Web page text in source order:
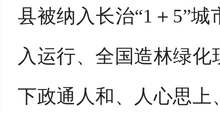
县被纳入长治“1＋5”
入运行、全国造林绿
下政通人和、人心思